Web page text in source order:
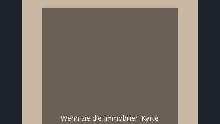
Wenn Sie die Immobilien-Karte